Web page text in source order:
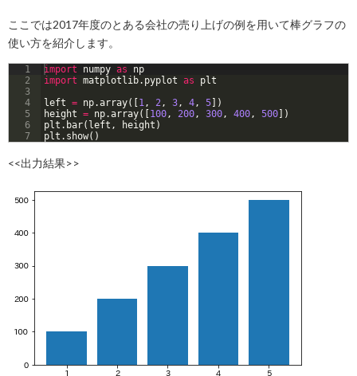
ここでは2017年度のとある会社の売り上げの例を用いて棒グラフの
使い方を紹介します。
1
2
3
4
5
6
7
import numpy as
np
import matplotlib. pyplot as
plt
left = np.array([ 1, 2, 3, 4, 5 ])
height = np.array([ 100, 200, 300, 400, 500 ])
plt . bar( left , height )
plt . show( )
<<出力結果>>